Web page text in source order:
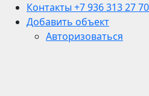
Контакты +7 936 313 27
Добавить объект
Авторизоваться